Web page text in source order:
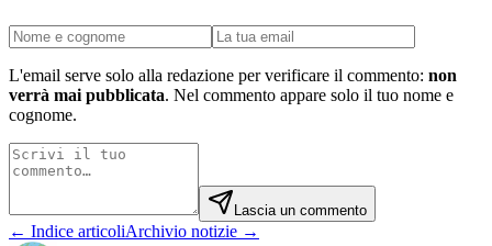
L'email serve solo alla redazione per verificare il commento: non
verrà mai pubblicata. Nel commento appare solo il tuo nome e
cognome.
Lascia un commento
← Indice articoliArchivio notizie →